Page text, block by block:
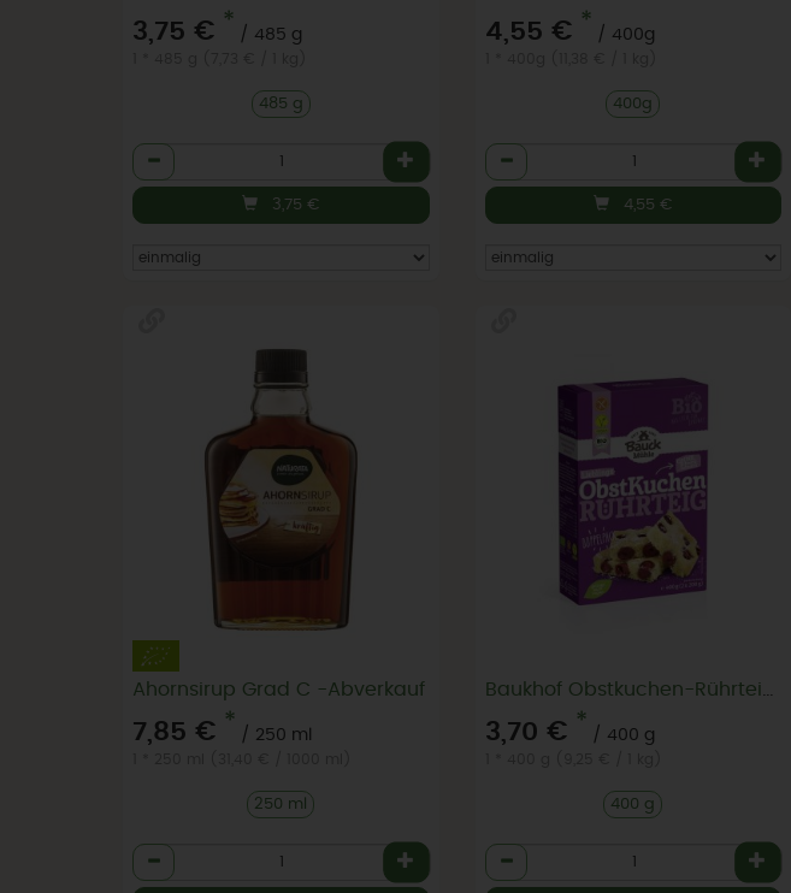
3,75 € *
/ 485 g
485 g
Anzahl
3,75 €
4,55 € *
/ 400g
400g
Anzahl
4,55 €
Ahornsirup Grad C -Abverkauf
7,85 € *
/ 250 ml
250 ml
Anzahl
3,70 € *
/ 400 g
400 g
Anzahl